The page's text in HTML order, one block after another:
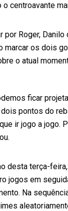
o centroavante
por Roger,
marcar os dois
o atual
ficar
pontos do
ir jogo a jogo.
desta terça-
jogos em
Na